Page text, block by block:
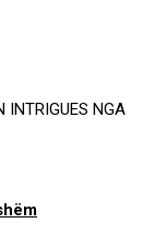
INTRIGUES NGA